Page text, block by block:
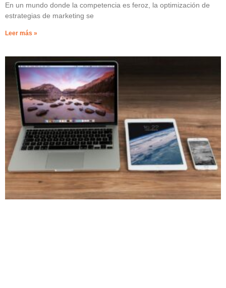
En un mundo donde la competencia es feroz, la optimización de
estrategias de marketing se
Leer más »